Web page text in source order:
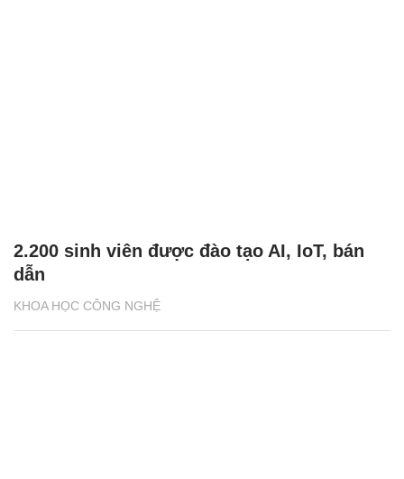
KHOA HỌC CÔNG NGHỆ
2.200 sinh viên được đào tạo AI, IoT, bán
dẫn